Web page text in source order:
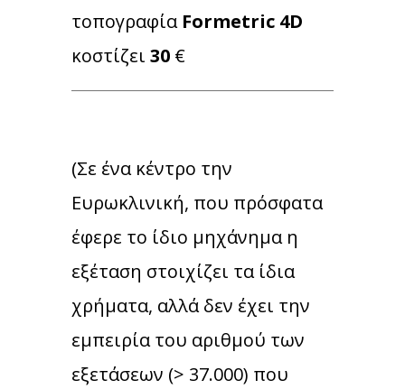
τοπογραφία Formetric 4D
κοστίζει 30 €
(Σε ένα κέντρο την
Ευρωκλινική, που πρόσφατα
έφερε το ίδιο μηχάνημα η
εξέταση στοιχίζει τα ίδια
χρήματα, αλλά δεν έχει την
εμπειρία του αριθμού των
εξετάσεων (> 37.000) που